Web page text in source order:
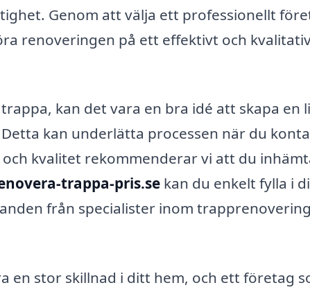
Genom att välja ett professionellt
renoveringen på ett effektivt och
kan det vara en bra idé att skapa en
kan underlätta processen när du
kvalitet rekommenderar vi att du
trappa-pris.se kan du enkelt fylla i
från specialister inom
en stor skillnad i ditt hem, och ett företag